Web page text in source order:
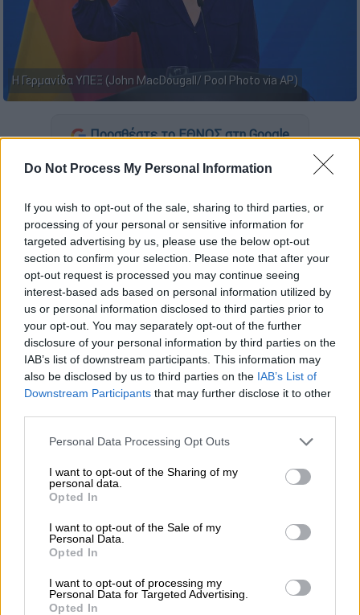
Do Not Process My Personal Information
If you wish to opt-out of the sale, sharing to third parties, or
processing of your personal or sensitive information for
targeted advertising by us, please use the below opt-out
section to confirm your selection. Please note that after your
opt-out request is processed you may continue seeing
interest-based ads based on personal information utilized by
us or personal information disclosed to third parties prior to
your opt-out. You may separately opt-out of the further
disclosure of your personal information by third parties on the
IAB’s list of downstream participants. This information may
also be disclosed by us to third parties on the IAB’s List of
Downstream Participants that may further disclose it to other
Please note that this website/app uses one or more Google
not limited to your visit or usage behaviour. You may click to
grant or deny consent to Google and its third-party tags to
use your data for below specified purposes in below Google
consent section.
Personal Data Processing Opt Outs
I want to opt-out of the Sharing of my
personal data.
Opted In
I want to opt-out of the Sale of my
Personal Data.
Opted In
I want to opt-out of processing my
Personal Data for Targeted Advertising.
Opted In
Η Γερμανίδα ΥΠΕΞ (John MacDougall/ Pool Photo via AP)
Προσθέστε το ΕΘΝΟΣ στη Google
Προκλητική χαρακτήρισε η Γερμανίδα
Υπουργός Εξωτερικών,
Αναλένα Μπέρμποκ
τη φωτογραφία του Τούρκου πρόεδρου,
Ρετζέπ Ταγίπ Ερντογάνστην Τεχεράνη, μαζί
με τον Πρόεδρο της Ρωσίας και τον Ιρανό
ομόλογο τους.
Η Αναλένα Μπέρμποκ σε συνέντευξή της
στηνBild , κλήθηκε να σχολιάσει τη σχετική
φωτογραφία, λέγοντας πως «αυτή η
συνάντηση στην Τεχεράνη δείχνει σε εμάς το
πόσο σημαντικό είναι να έχεις εταίρους που
όχι μόνον λένε πως πιστεύουν στο διεθνές
δίκαιο, αλλά το αποδεικνύουν κιόλας και
στην πράξη. Διότι υπάρχουν και αυτοί που
δεν έχουν τις ίδιες αξίες με εμάς και οι
οποίοι συνασπίζονται».
Και συνέχισε, αφήνοντας αιχμές για τον
Τούρκο πρόεδρο. «Το γεγονός πως ο
Τούρκος Πρόεδρος βρίσκεται στη
φωτογραφία αυτή, είναι μια πρόκληση, για να